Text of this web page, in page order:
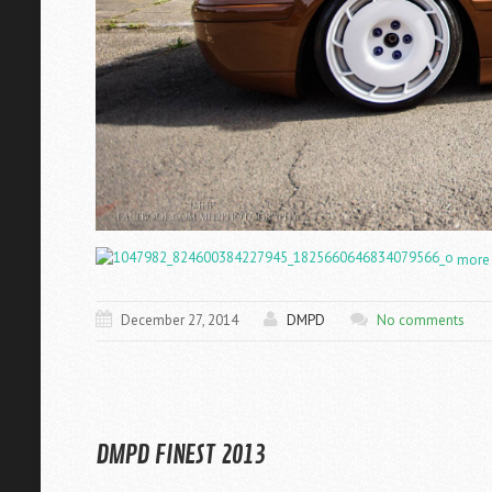
more
December 27, 2014 DMPD No comments
DMPD FINEST 2013